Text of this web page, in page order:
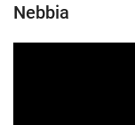
Nebbia